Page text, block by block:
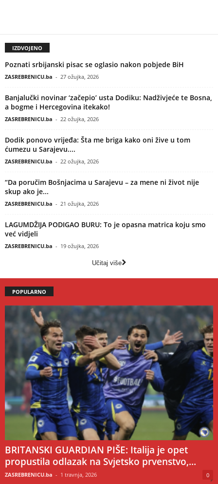
IZDVOJENO
Poznati srbijanski pisac se oglasio nakon pobjede BiH
ZASREBRENICU.ba - 27 ožujka, 2026
Banjalučki novinar ‘začepio’ usta Dodiku: Nadživjeće te Bosna,
a bogme i Hercegovina itekako!
ZASREBRENICU.ba - 22 ožujka, 2026
Dodik ponovo vrijeđa: Šta me briga kako oni žive u tom
ćumezu u Sarajevu....
ZASREBRENICU.ba - 22 ožujka, 2026
“Da poručim Bošnjacima u Sarajevu – za mene ni život nije
skup ako je...
ZASREBRENICU.ba - 21 ožujka, 2026
LAGUMDŽIJA PODIGAO BURU: To je opasna matrica koju smo
već vidjeli
ZASREBRENICU.ba - 19 ožujka, 2026
Učitaj više
POPULARNO
BRITANSKI GUARDIAN PIŠE: Italija je opet
propustila odlazak na Svjetsko prvenstvo,...
ZASREBRENICU.ba - 1 travnja, 2026 0